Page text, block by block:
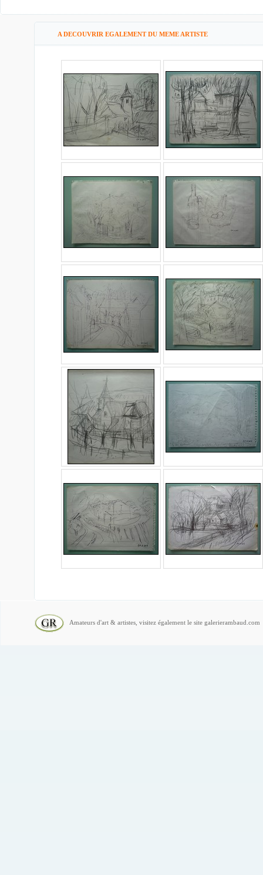
A DECOUVRIR EGALEMENT DU MEME ARTISTE
Amateurs d'art & artistes, visitez également le site galerierambaud.com